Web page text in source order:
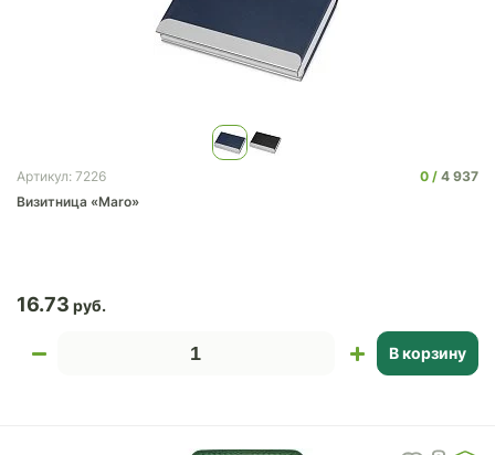
Артикул: 7226 0
4 937
Визитница «Maro»
16.73
В корзину